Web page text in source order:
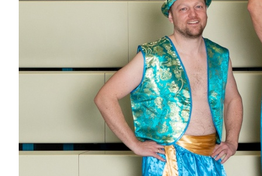
Dabei
seit
3
Jahren
Hofnarren